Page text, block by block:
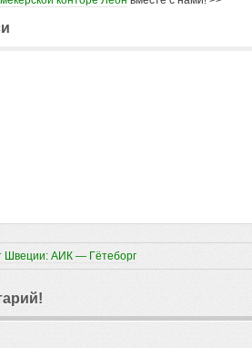
Швеции: АИК — Гётеборг